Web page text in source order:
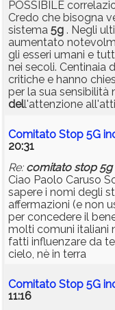
POSSIBILE
Credo che bisogna
sistema 5g . Negli
aumentato
gli esseri umani e
nei secoli. Centinaia
critiche e hanno
per la sua sensibilità
dell'attenzione
Comitato Stop 5G
20:31
Re: comitato stop 5g
Ciao Paolo Caruso
sapere i nomi degli
affermazioni (e non
per concedere il
molti comuni italiani
fatti influenzare da
cielo, nè in terra
Comitato Stop 5G
11:16